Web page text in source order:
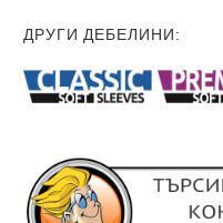
ДРУГИ ДЕБЕЛИНИ: